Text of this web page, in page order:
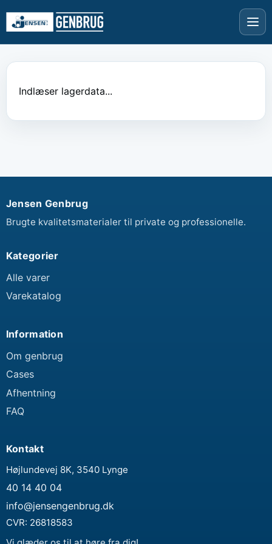
Indlæser lagerdata...
Jensen Genbrug
Brugte kvalitetsmaterialer til private og professionelle.
Kategorier
Alle varer
Varekatalog
Information
Om genbrug
Cases
Afhentning
FAQ
Kontakt
Højlundevej 8K, 3540 Lynge
40 14 40 04
info@jensengenbrug.dk
CVR: 26818583